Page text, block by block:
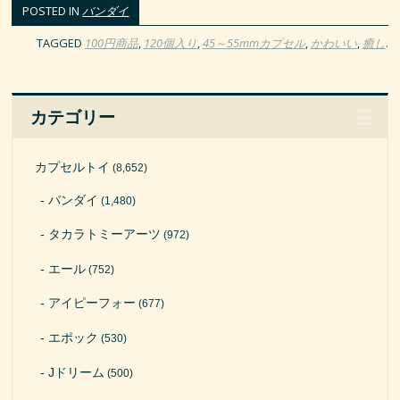
POSTED IN バンダイ
TAGGED 100円商品, 120個入り 45～55mmカプセル, かわいい, 癒し.
カテゴリー
カプセルトイ (8,652)
バンダイ (1,480)
タカラトミーアーツ (972)
エール (752)
アイピーフォー (677)
エポック (530)
Jドリーム (500)